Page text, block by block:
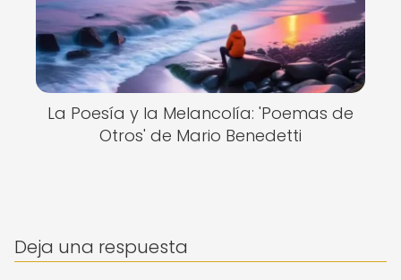
La Poesía y la Melancolía: 'Poemas de
Otros' de Mario Benedetti
Deja una respuesta